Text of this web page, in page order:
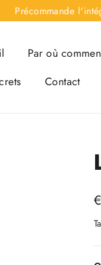
Précommande
Par où
Contact